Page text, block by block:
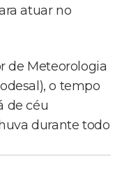
atuar no
de Meteorologia
o tempo
de céu
durante todo